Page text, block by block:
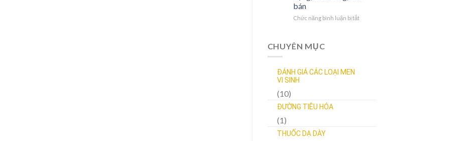
dùng,
bán
Chức năng bình luận bị tắtở
CHUYÊN MỤC
ĐÁNH GIÁ CÁC LOẠI MEN
VI SINH
(10)
ĐƯỜNG TIÊU HÓA
(1)
THUỐC DẠ DÀY